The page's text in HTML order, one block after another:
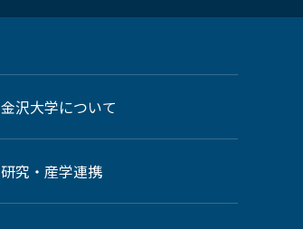
金沢大学について
研究・産学連携